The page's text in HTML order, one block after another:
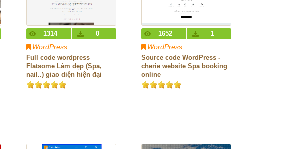
1314 0
WordPress
Full code wordpress
Flatsome Làm đẹp (Spa,
nail..) giao diện hiện đại
1652 1
WordPress
Source code WordPress -
cherie website Spa booking
online